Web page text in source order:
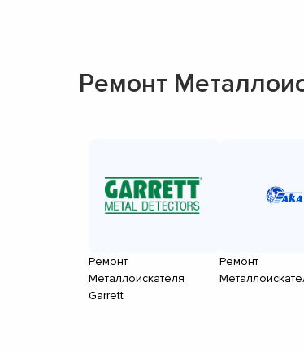
Ремонт
Ремонт
Металлоискателя
Garrett
Ремонт